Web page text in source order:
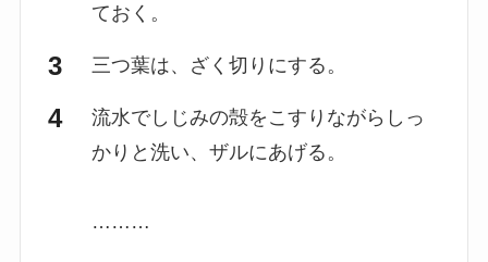
ておく。
三つ葉は、ざく切りにする。
流水でしじみの殻をこすりながらしっ
かりと洗い、ザルにあげる。
………